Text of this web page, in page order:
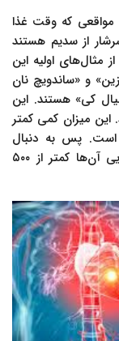
مواقعی که وقت غذا
از سدیم هستند
مثال‌های اولیه این
و «ساندویچ نان
کی» هستند. این
سدیم دارند. این میزان کمی کمتر
است. پس به دنبال
غذاهایی باشید که میزان سدیم یک وعده غذایی آن‌ها کمتر از ۵۰۰